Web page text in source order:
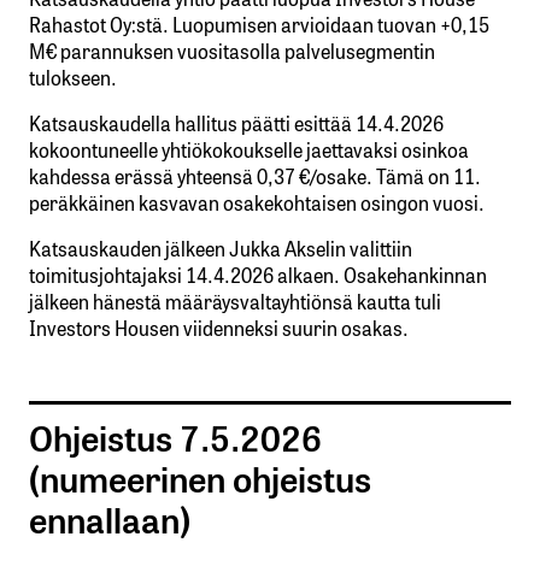
Rahastot Oy:stä. Luopumisen arvioidaan tuovan +0,15
M€ parannuksen vuositasolla palvelusegmentin
tulokseen.
Katsauskaudella hallitus päätti esittää 14.4.2026
kokoontuneelle yhtiökokoukselle jaettavaksi osinkoa
kahdessa erässä yhteensä 0,37 €/osake. Tämä on 11.
peräkkäinen kasvavan osakekohtaisen osingon vuosi.
Katsauskauden jälkeen Jukka Akselin valittiin
toimitusjohtajaksi 14.4.2026 alkaen. Osakehankinnan
jälkeen hänestä määräysvaltayhtiönsä kautta tuli
Investors Housen viidenneksi suurin osakas.
Ohjeistus 7.5.2026
(numeerinen ohjeistus
ennallaan)